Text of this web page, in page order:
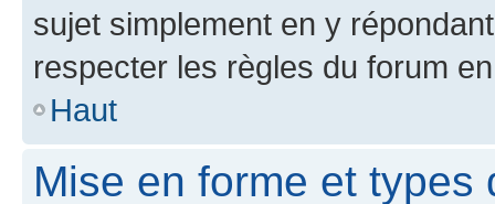
sujet simplement en y
respecter les règles du forum
Haut
Mise en forme et types